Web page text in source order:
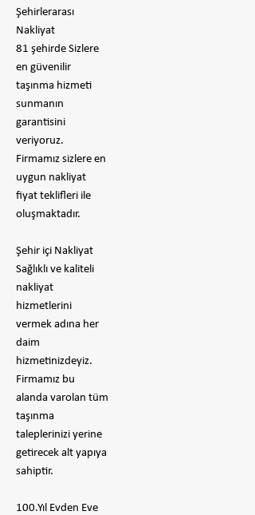
Şehirlerarası
Nakliyat
81 şehirde Sizlere
en güvenilir
taşınma hizmeti
sunmanın
garantisini
veriyoruz.
Firmamız sizlere en
uygun nakliyat
fiyat teklifleri ile
oluşmaktadır.
Şehir içi Nakliyat
Sağlıklı ve kaliteli
nakliyat
hizmetlerini
vermek adına her
daim
hizmetinizdeyiz.
Firmamız bu
alanda varolan tüm
taşınma
taleplerinizi yerine
getirecek alt yapıya
sahiptir.
100.Yıl Evden Eve